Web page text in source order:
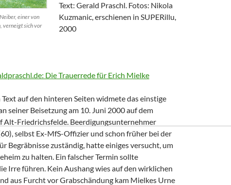
einer von
verneigt sich vor
Text: Gerald Praschl. Fotos: Nikola
Kuzmanic, erschienen in SUPERillu,
2000
Die Trauerrede für Erich Mielke
auf den hinteren Seiten widmete das einstige
seiner Beisetzung am 10. Juni 2000 auf dem
Alt-Friedrichsfelde. Beerdigungsunternehmer
selbst Ex-MfS-Offizier und schon früher bei der
Begräbnisse zuständig, hatte einiges versucht, um
zu halten. Ein falscher Termin sollte
Irre führen. Kein Aushang wies auf den wirklichen
aus Furcht vor Grabschändung kam Mielkes Urne